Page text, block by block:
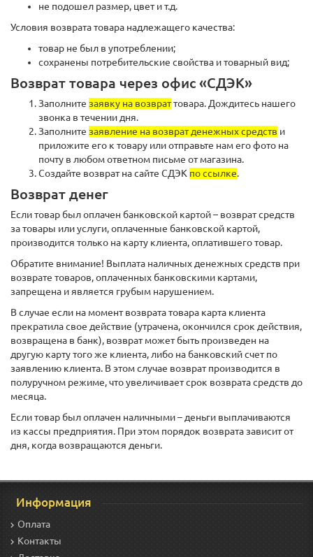
не подошел размер, цвет и т.д.
Условия возврата товара надлежащего качества:
товар не был в употреблении;
сохранены потребительские свойства и товарный вид;
Возврат товара через офис «СДЭК»
Заполните заявку на возвраттовара. Дождитесь нашего
звонка в течении дня.
Заполните заявление на возврат денежных средств и
приложите его к товару или отправьте нам его фото на
почту в любом ответном письме от магазина.
Создайте возврат на сайте СДЭК по ссылке.
Возврат денег
Если товар был оплачен банковской картой – возврат средств
за товары или услуги, оплаченные банковской картой,
производится только на карту клиента, оплатившего товар.
Обратите внимание! Выплата наличных денежных средств при
возврате товаров, оплаченных банковскими картами,
запрещена и является грубым нарушением.
В случае если на момент возврата товара карта клиента
прекратила свое действие (утрачена, окончился срок действия,
возвращена в банк), возврат может быть произведен на
другую карту того же клиента, либо на банковский счет по
заявлению клиента. В этом случае возврат производится в
полуручном режиме, что увеличивает срок возврата средств до
месяца.
Если товар был оплачен наличными – деньги выплачиваются
из кассы предприятия. При этом порядок возврата зависит от
дня, когда возвращаются деньги.
Информация
Оплата
Контакты